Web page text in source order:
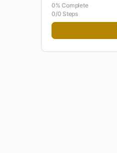
0% Complete
0/0 Steps